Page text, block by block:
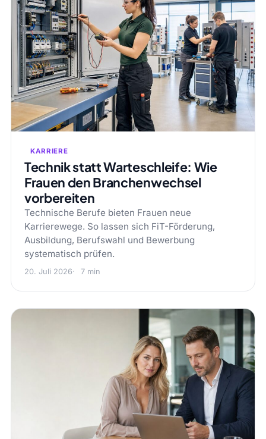
KARRIERE
Technik statt Warteschleife: Wie
Frauen den Branchenwechsel
vorbereiten
Technische Berufe bieten Frauen neue
Karrierewege. So lassen sich FiT-Förderung,
Ausbildung, Berufswahl und Bewerbung
systematisch prüfen.
20. Juli 2026 7 min